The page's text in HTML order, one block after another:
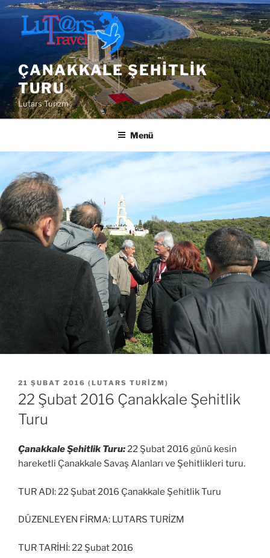
İçeriğe
geç
ÇANAKKALE ŞEHITLIK
TURU
Lutars Turizm
Menü
YAYIM
TARIHI
21 ŞUBAT 2016 ( LUTARS TURIZM )
22 Şubat 2016 Çanakkale Şehitlik
Turu
Çanakkale Şehitlik Turu:22 Şubat 2016 günü kesin
hareketli Çanakkale Savaş Alanları ve Şehitlikleri turu.
TUR ADI: 22 Şubat 2016 Çanakkale Şehitlik Turu
DÜZENLEYEN FİRMA: LUTARS TURİZM
TUR TARİHİ: 22 Şubat 2016